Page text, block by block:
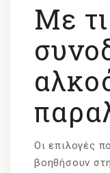
Με
Οι επιλογές
βοηθήσουν